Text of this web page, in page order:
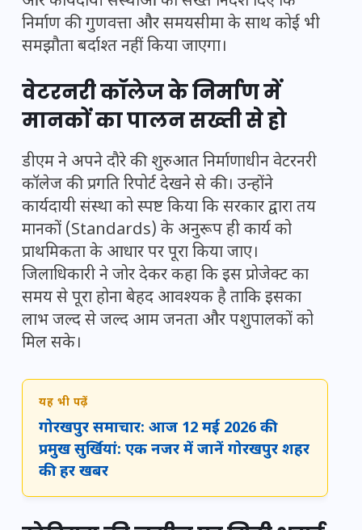
निर्माण की गुणवत्ता और समयसीमा के साथ कोई भी
समझौता बर्दाश्त नहीं किया जाएगा।
वेटरनरी कॉलेज के निर्माण में
मानकों का पालन सख्ती से हो
डीएम ने अपने दौरे की शुरुआत निर्माणाधीन वेटरनरी
कॉलेज की प्रगति रिपोर्ट देखने से की। उन्होंने
कार्यदायी संस्था को स्पष्ट किया कि सरकार द्वारा तय
मानकों (Standards) के अनुरूप ही कार्य को
प्राथमिकता के आधार पर पूरा किया जाए।
जिलाधिकारी ने जोर देकर कहा कि इस प्रोजेक्ट का
समय से पूरा होना बेहद आवश्यक है ताकि इसका
लाभ जल्द से जल्द आम जनता और पशुपालकों को
मिल सके।
यह भी पढ़ें
गोरखपुर समाचार: आज 12 मई 2026 की
प्रमुख सुर्खियां: एक नजर में जानें गोरखपुर शहर
की हर खबर